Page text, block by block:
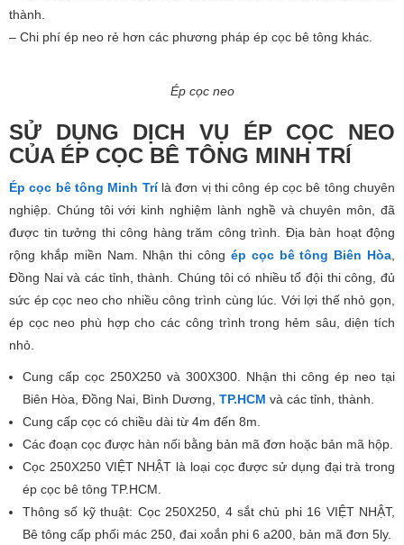
thành.
– Chi phí ép neo rẻ hơn các phương pháp ép cọc bê tông khác.
Ép cọc neo
SỬ DỤNG DỊCH VỤ ÉP CỌC NEO
CỦA ÉP CỌC BÊ TÔNG MINH TRÍ
Ép cọc bê tông Minh Trí là đơn vị thi công ép cọc bê tông chuyên
nghiệp. Chúng tôi với kinh nghiệm lành nghề và chuyên môn, đã
được tin tưởng thi công hàng trăm công trình. Địa bàn hoạt động
rộng khắp miền Nam. Nhận thi công ép cọc bê tông Biên Hòa
Đồng Nai và các tỉnh, thành. Chúng tôi có nhiều tổ đội thi công, đủ
sức ép cọc neo cho nhiều công trình cùng lúc. Với lợi thế nhỏ gọn,
ép cọc neo phù hợp cho các công trình trong hẻm sâu, diện tích
nhỏ.
Cung cấp cọc 250X250 và 300X300. Nhận thi công ép neo tại
Biên Hòa, Đồng Nai, Bình Dương, TP.HCM và các tỉnh, thành.
Cung cấp cọc có chiều dài từ 4m đến 8m.
Các đoạn cọc được hàn nối bằng bản mã đơn hoặc bản mã hộp.
Cọc 250X250 VIỆT NHẬT là loại cọc được sử dụng đại trà trong
ép cọc bê tông TP.HCM.
Thông số kỹ thuật: Cọc 250X250, 4 sắt chủ phi 16 VIỆT NHẬT,
Bê tông cấp phối mác 250, đai xoắn phi 6 a200, bản mã đơn 5ly.